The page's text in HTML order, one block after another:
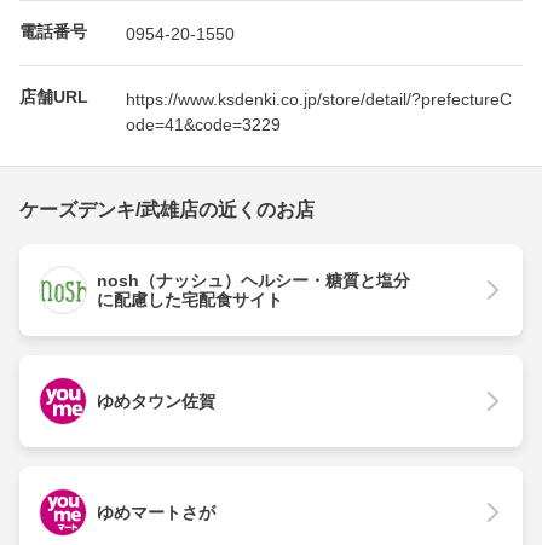
電話番号 0954-20-1550
店舗URL
https://www.ksdenki.co.jp/store/detail/?prefectureC
ode=41&code=3229
ケーズデンキ/武雄店の近くのお店
nosh（ナッシュ）ヘルシー・糖質と塩分
に配慮した宅配食サイト
ゆめタウン佐賀
ゆめマートさが